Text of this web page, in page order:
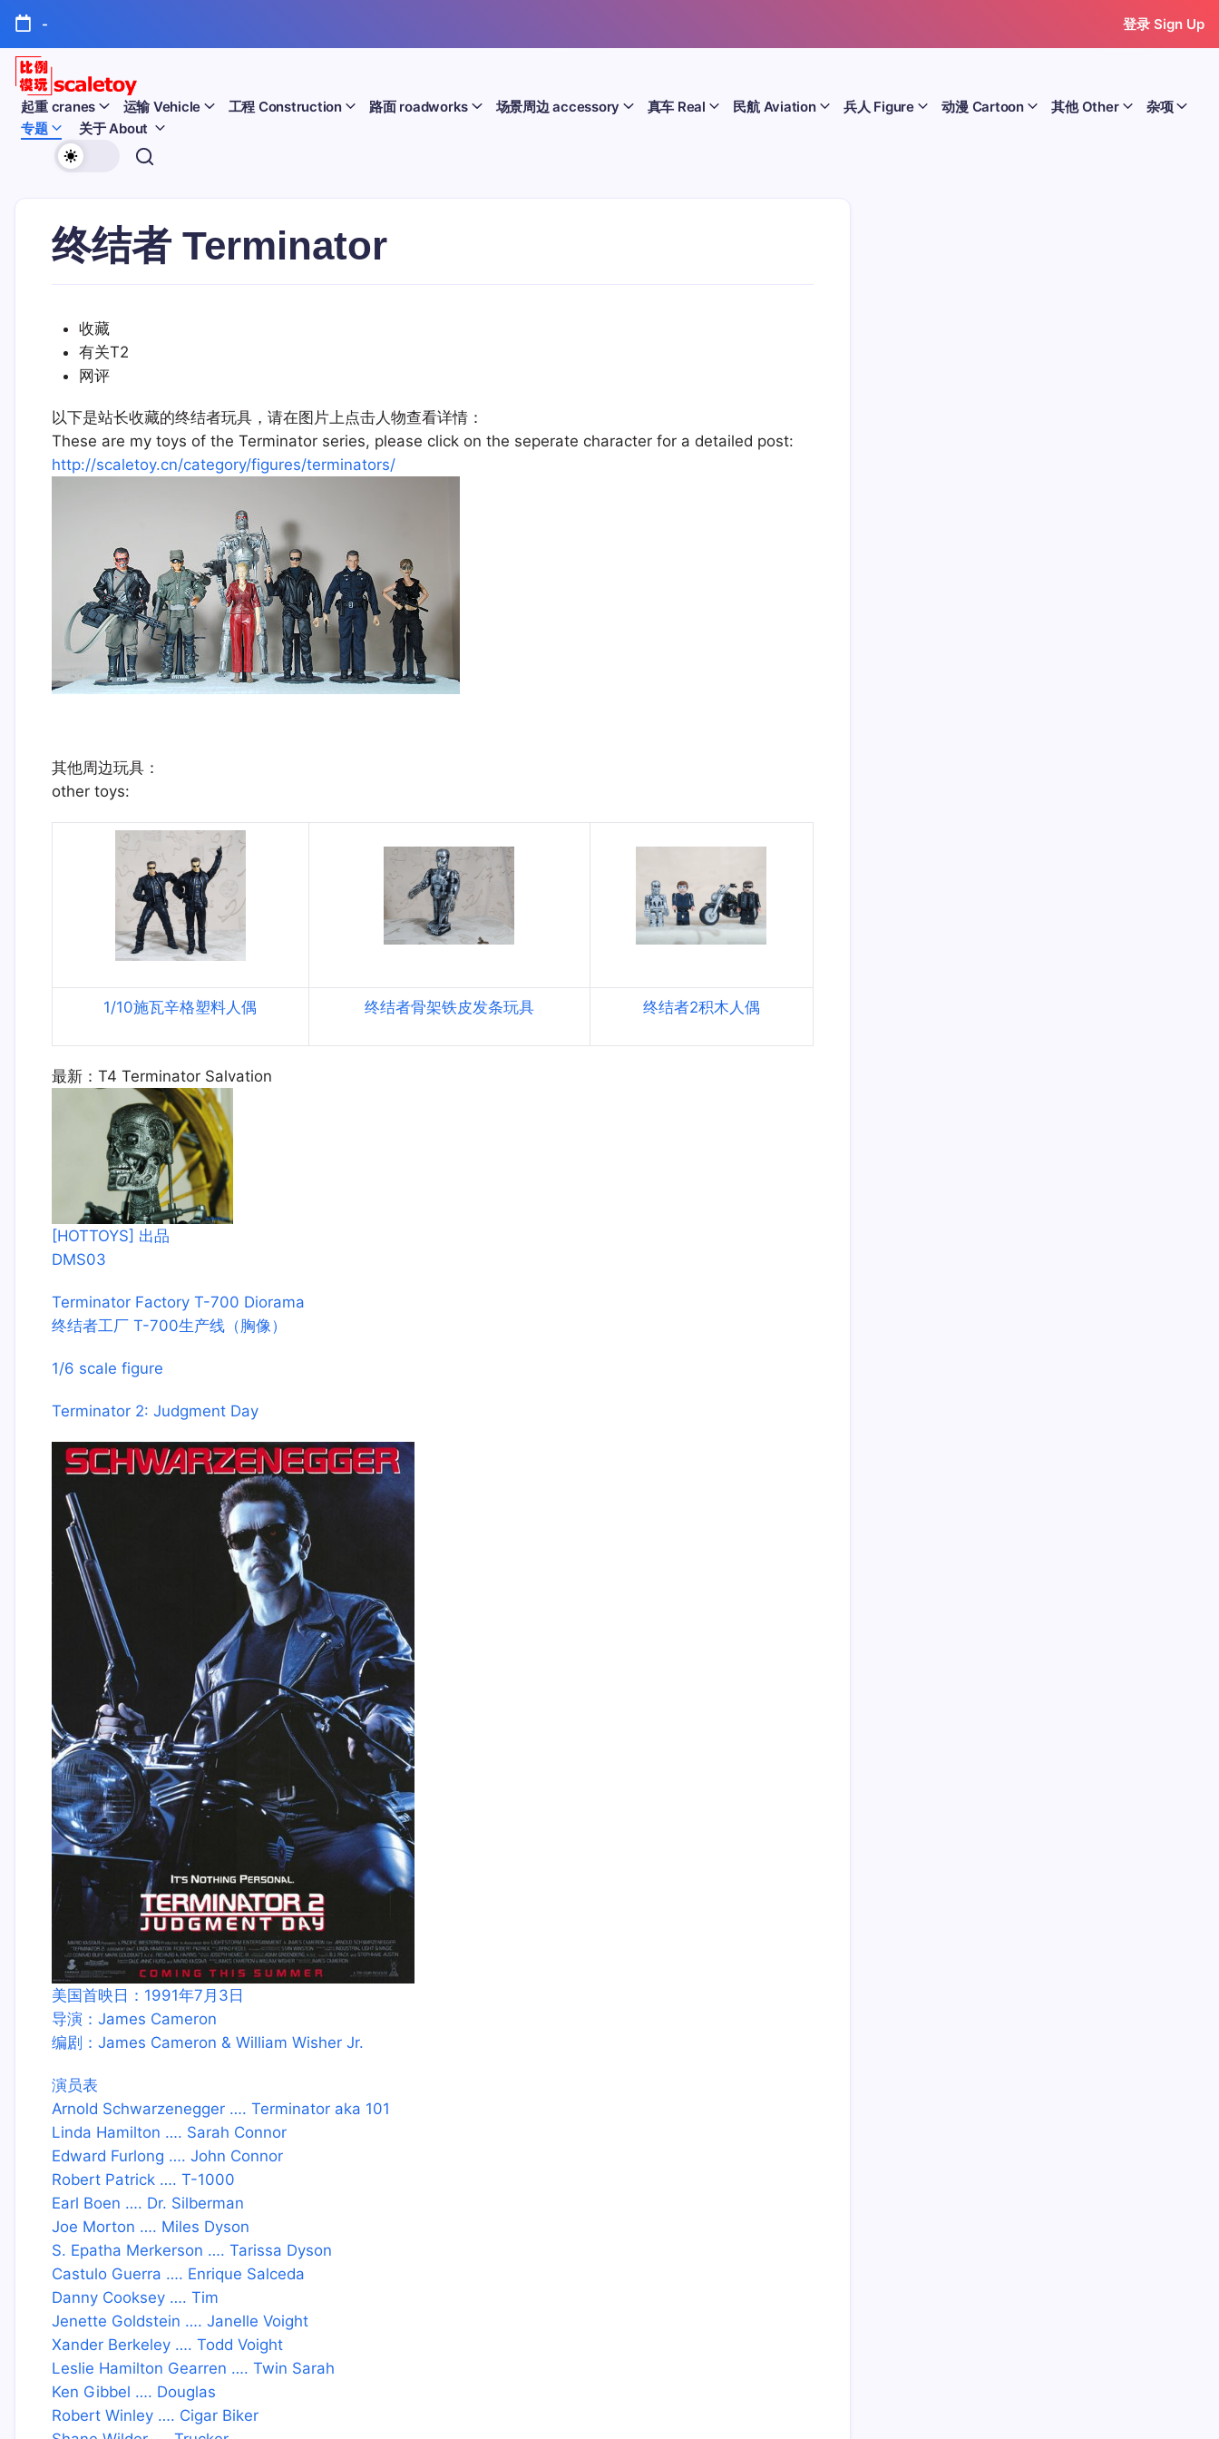
正
- 登录 Sign Up
比
例
起重 cranes 运输 Vehicle 工程 Construction 路面 roadworks 场景周边 accessory 真车 Real 民航 Aviation 兵人 Figure 动漫 Cartoon 其他 Other
杂项
专题
关于 About
终结者 Terminator
收藏
有关T2
网评
以下是站长收藏的终结者玩具，请在图片上点击人物查看详情：
These are my toys of the Terminator series, please click on the seperate character for a detailed post:
http://scaletoy.cn/category/figures/terminators/
其他周边玩具：
other toys:
1/10施瓦辛格塑料人偶 终结者骨架铁皮发条玩具 终结者2积木人偶
最新：T4 Terminator Salvation
[HOTTOYS] 出品
DMS03
Terminator Factory T-700 Diorama
终结者工厂 T-700生产线（胸像）
1/6 scale figure
Terminator 2: Judgment Day
美国首映日：1991年7月3日
导演：James Cameron
编剧：James Cameron & William Wisher Jr.
演员表
Arnold Schwarzenegger …. Terminator aka 101
Linda Hamilton …. Sarah Connor
Edward Furlong …. John Connor
Robert Patrick …. T-1000
Earl Boen …. Dr. Silberman
Joe Morton …. Miles Dyson
S. Epatha Merkerson …. Tarissa Dyson
Castulo Guerra …. Enrique Salceda
Danny Cooksey …. Tim
Jenette Goldstein …. Janelle Voight
Xander Berkeley …. Todd Voight
Leslie Hamilton Gearren …. Twin Sarah
Ken Gibbel …. Douglas
Robert Winley …. Cigar Biker